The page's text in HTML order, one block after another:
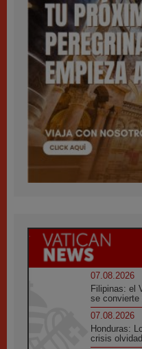
07.08.2026
Filipinas: el
se convierte
07.08.2026
Honduras:
crisis